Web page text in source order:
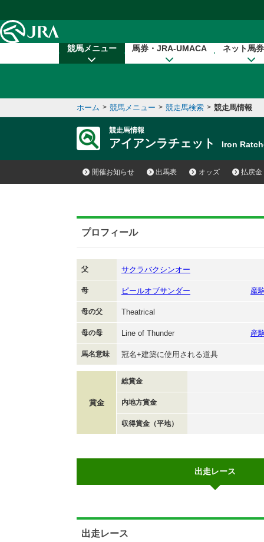
競馬メニュー 馬券・JRA-UMACA ネット馬
ホーム > 競馬メニュー > 競走馬検索 > 競走馬情報
競走馬情報
アイアンラチェット Iron
開催お知らせ 出馬表 オッズ 払戻金
プロフィール
父 サクラバクシンオー
母 ピールオブサンダー 産
母の父 Theatrical
母の母 Line of Thunder 産
馬名意味 冠名+建築に使用される道具
賞金
総賞金
内地方賞金
収得賞金（平地）
出走レース
出走レース